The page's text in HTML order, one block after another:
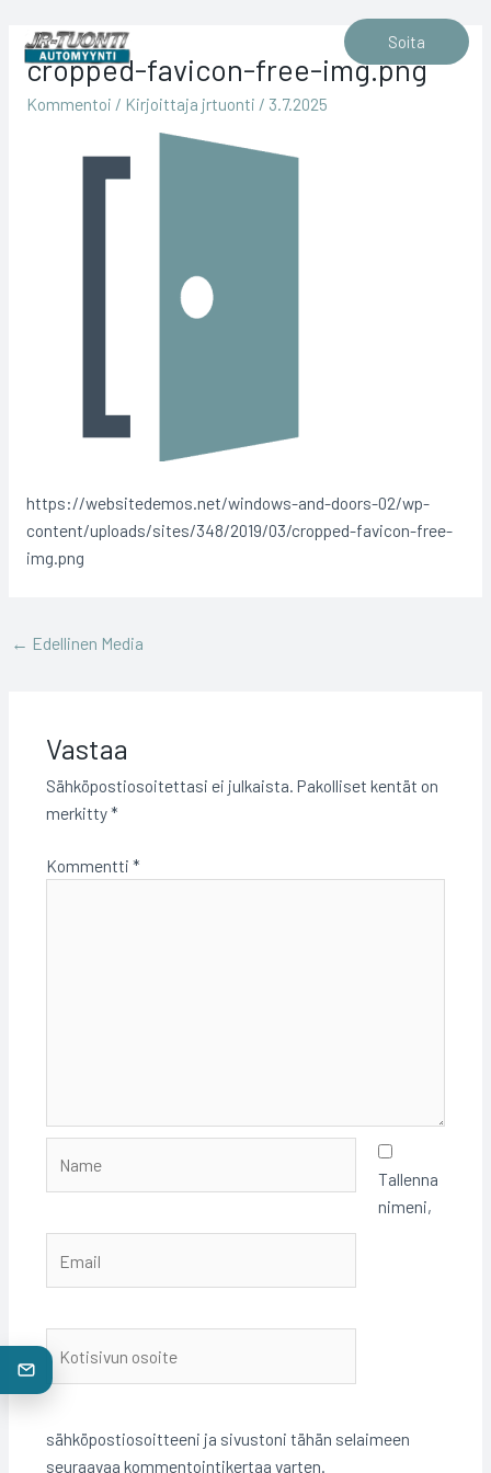
sisältöön
Soita
cropped-favicon-free-img.png
Kommentoi / Kirjoittaja jrtuonti / 3.7.2025
https://websitedemos.net/windows-and-doors-02/wp-
content/uploads/sites/348/2019/03/cropped-favicon-free-
img.png
← Edellinen Media
Vastaa
Sähköpostiosoitettasi ei julkaista. Pakolliset kentät on
merkitty*
Kommentti *
osoite
Tallenna
nimeni,
sähköpostiosoitteeni ja sivustoni tähän selaimeen
seuraavaa kommentointikertaa varten.